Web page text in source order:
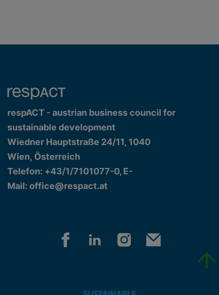
respACT - austrian business council for
sustainable development
Wiedner Hauptstraße 24/11, 1040
Wien, Österreich
Telefon: +43/1/7101077-0, E-
Mail: office@respact.at